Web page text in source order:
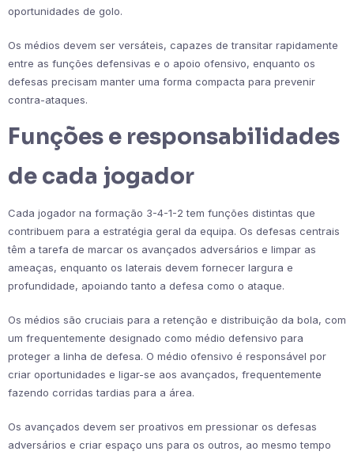
oportunidades de golo.
Os médios devem ser versáteis, capazes de transitar rapidamente
entre as funções defensivas e o apoio ofensivo, enquanto os
defesas precisam manter uma forma compacta para prevenir
contra-ataques.
Funções e responsabilidades
de cada jogador
Cada jogador na formação 3-4-1-2 tem funções distintas que
contribuem para a estratégia geral da equipa. Os defesas centrais
têm a tarefa de marcar os avançados adversários e limpar as
ameaças, enquanto os laterais devem fornecer largura e
profundidade, apoiando tanto a defesa como o ataque.
Os médios são cruciais para a retenção e distribuição da bola, com
um frequentemente designado como médio defensivo para
proteger a linha de defesa. O médio ofensivo é responsável por
criar oportunidades e ligar-se aos avançados, frequentemente
fazendo corridas tardias para a área.
Os avançados devem ser proativos em pressionar os defesas
adversários e criar espaço uns para os outros, ao mesmo tempo